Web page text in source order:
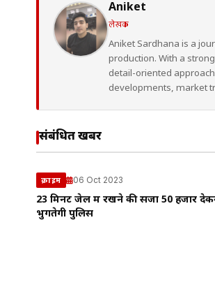
Aniket
लेखक
Aniket Sardhana is a
production. With a
detail-oriented
developments, market
संबंधित खबरें
क्राइम 06 Oct 2023
23 मिनट जेल में रखने की सजा 50 हजार
भुगतेगी पुलिस